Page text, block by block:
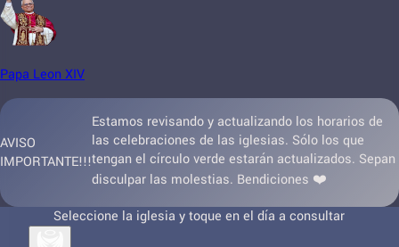
Papa Leon XIV
AVISO
IMPORTANTE!!!
Estamos revisando y actualizando los horarios de
las celebraciones de las iglesias. Sólo los que
tengan el círculo verde estarán actualizados. Sepan
disculpar las molestias. Bendiciones ❤️
Seleccione la iglesia y toque en el día a consultar